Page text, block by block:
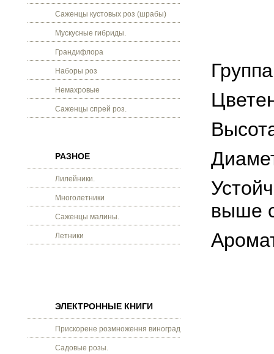
Саженцы кустовых роз (шрабы)
Мускусные гибриды.
Грандифлора
Наборы роз
Немахровые
Саженцы спрей роз.
РАЗНОЕ
Лилейники.
Многолетники
Саженцы малины.
Летники
ЭЛЕКТРОННЫЕ КНИГИ
Прискорене розмноження винограду.
Садовые розы.
выше